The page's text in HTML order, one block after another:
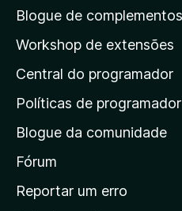
a
á
g
i
a
i
n
Blogue de
Workshop de extensões
Central do programador
Políticas de programador
Blogue da comunidade
Fórum
Reportar um erro